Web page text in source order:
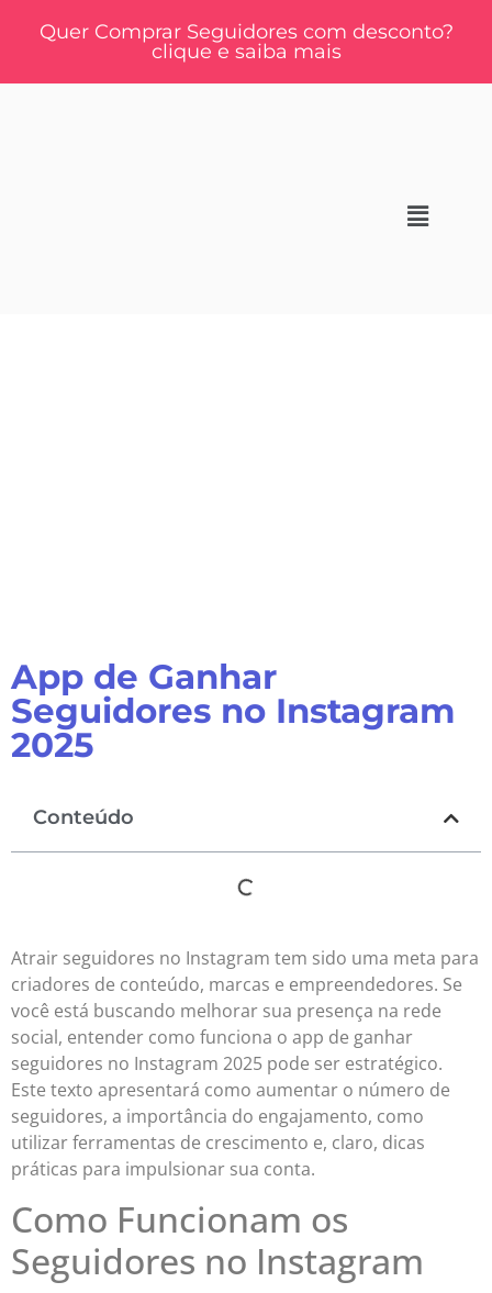
Quer Comprar Seguidores com desconto?
clique e saiba mais
App de Ganhar
Seguidores no Instagram
2025
Conteúdo
Atrair seguidores no Instagram tem sido uma meta para
criadores de conteúdo, marcas e empreendedores. Se
você está buscando melhorar sua presença na rede
social, entender como funciona o app de ganhar
seguidores no Instagram 2025 pode ser estratégico.
Este texto apresentará como aumentar o número de
seguidores, a importância do engajamento, como
utilizar ferramentas de crescimento e, claro, dicas
práticas para impulsionar sua conta.
Como Funcionam os
Seguidores no Instagram